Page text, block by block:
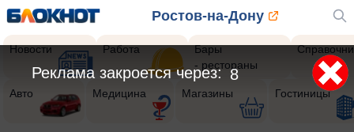
Ростов-на-Дону
Новости Работа
Бары
- рестораны
Авто Медицина Магазины Гостиницы
5
Реклама закроется через: